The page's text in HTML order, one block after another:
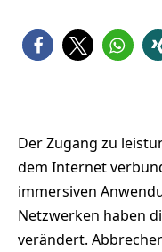
Der Zugang zu
dem Internet
immersiven
Netzwerken haben
verändert.